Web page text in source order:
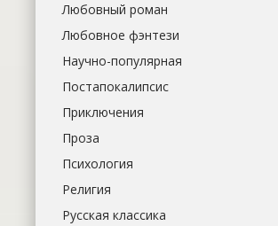
Любовный роман
Любовное фэнтези
Научно-популярная
Постапокалипсис
Приключения
Проза
Психология
Религия
Русская классика